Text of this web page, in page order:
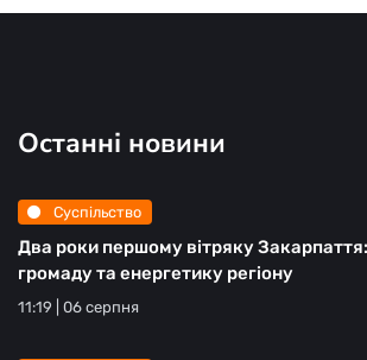
Останні новини
Суспільство
Два роки першому вітряку
громаду та енергетику регіону
11:19 | 06 серпня